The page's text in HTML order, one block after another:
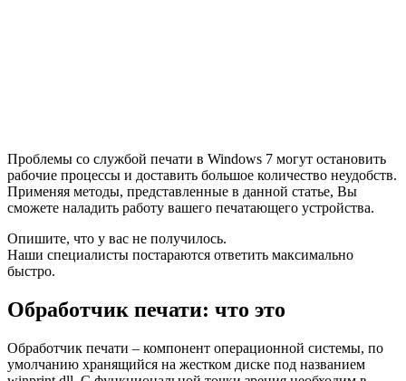
Проблемы со службой печати в Windows 7 могут остановить
рабочие процессы и доставить большое количество неудобств.
Применяя методы, представленные в данной статье, Вы
сможете наладить работу вашего печатающего устройства.
Опишите, что у вас не получилось.
Наши специалисты постараются ответить максимально
быстро.
Обработчик печати: что это
Обработчик печати – компонент операционной системы, по
умолчанию хранящийся на жестком диске под названием